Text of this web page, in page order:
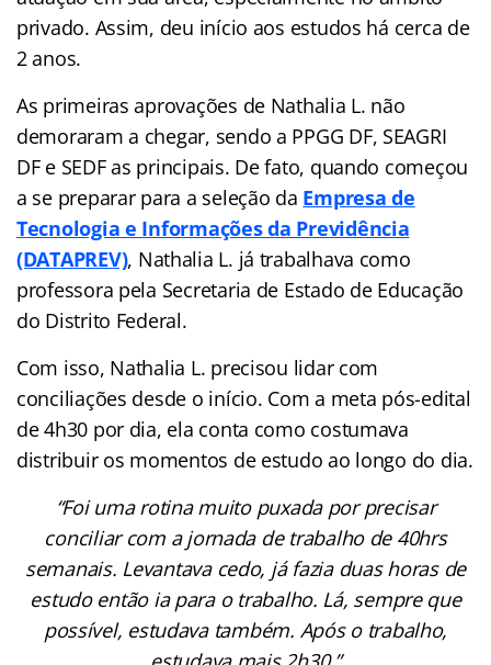
privado. Assim, deu início aos estudos há cerca de
2 anos.
As primeiras aprovações de Nathalia L. não
demoraram a chegar, sendo a PPGG DF, SEAGRI
DF e SEDF as principais. De fato, quando começou
a se preparar para a seleção da Empresa de
Tecnologia e Informações da Previdência
(DATAPREV), Nathalia L. já trabalhava como
professora pela Secretaria de Estado de Educação
do Distrito Federal.
Com isso, Nathalia L. precisou lidar com
conciliações desde o início. Com a meta pós-edital
de 4h30 por dia, ela conta como costumava
distribuir os momentos de estudo ao longo do dia.
“Foi uma rotina muito puxada por precisar
conciliar com a jornada de trabalho de 40hrs
semanais. Levantava cedo, já fazia duas horas de
estudo então ia para o trabalho. Lá, sempre que
possível, estudava também. Após o trabalho,